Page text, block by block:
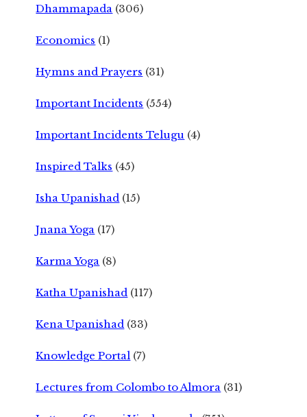
Dhammapada (306)
Economics (1)
Hymns and Prayers (31)
Important Incidents (554)
Important Incidents Telugu (4)
Inspired Talks (45)
Isha Upanishad (15)
Jnana Yoga (17)
Karma Yoga (8)
Katha Upanishad (117)
Kena Upanishad (33)
Knowledge Portal (7)
Lectures from Colombo to Almora (31)